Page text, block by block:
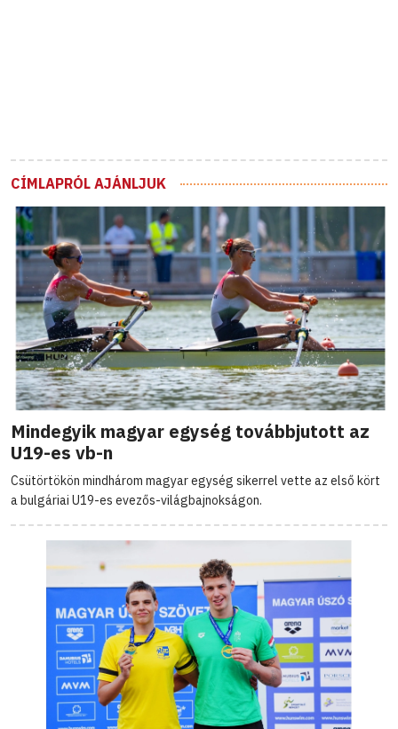
CÍMLAPRÓL AJÁNLJUK
Mindegyik magyar egység továbbjutott az
U19-es vb-n
Csütörtökön mindhárom magyar egység sikerrel vette az első kört
a bulgáriai U19-es evezős-világbajnokságon.